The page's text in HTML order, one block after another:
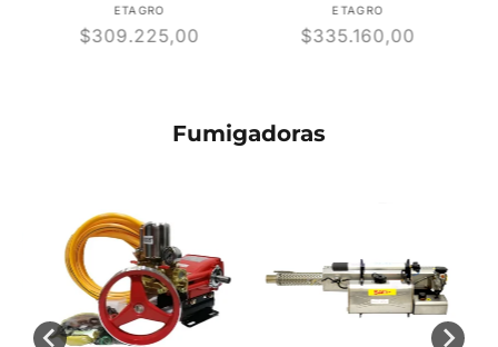
Proveedor:
ETAGRO
Precio
$309.225,00
Proveedor:
ETAGRO
Precio
$335.160,00
Fumigadoras